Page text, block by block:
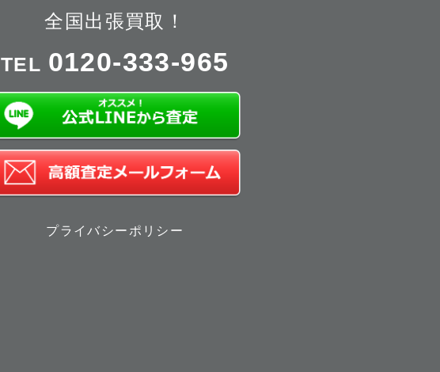
全国出張買取！
TEL 0120-333-965
プライバシーポリシー